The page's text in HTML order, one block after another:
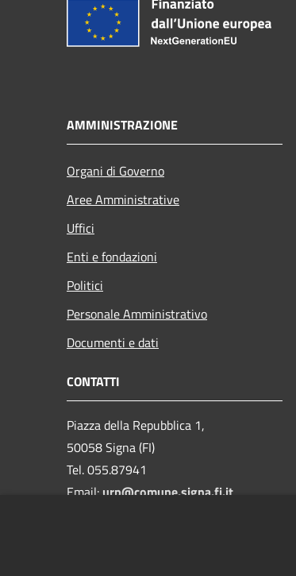
AMMINISTRAZIONE
Organi di Governo
Aree Amministrative
Uffici
Enti e fondazioni
Politici
Personale Amministrativo
Documenti e dati
CONTATTI
Piazza della Repubblica 1,
50058 Signa (FI)
Tel. 055.87941
Email:urp@comune.signa.fi.it